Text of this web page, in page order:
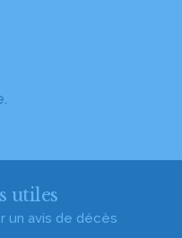
utiles
un avis de décès